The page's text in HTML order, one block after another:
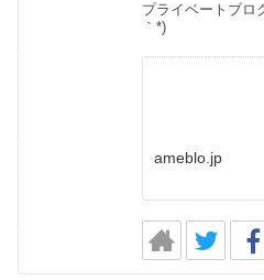
プライベートブロ
｀*)
ameblo.jp